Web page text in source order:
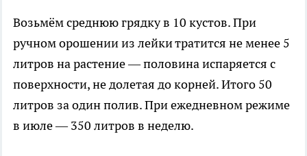
Возьмём среднюю грядку в 10 кустов. При
ручном орошении из лейки тратится не менее 5
литров на растение — половина испаряется с
поверхности, не долетая до корней. Итого 50
литров за один полив. При ежедневном режиме
в июле — 350 литров в неделю.